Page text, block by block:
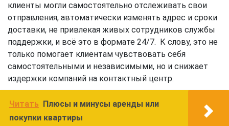
клиенты могли самостоятельно отслеживать свои
отправления, автоматически изменять адрес и сроки
доставки, не привлекая живых сотрудников службы
поддержки, и всё это в формате 24/7. К слову, это не
только помогает клиентам чувствовать себя
самостоятельными и независимыми, но и снижает
издержки компаний на контактный центр.
Читать Плюсы и минусы аренды или
покупки квартиры